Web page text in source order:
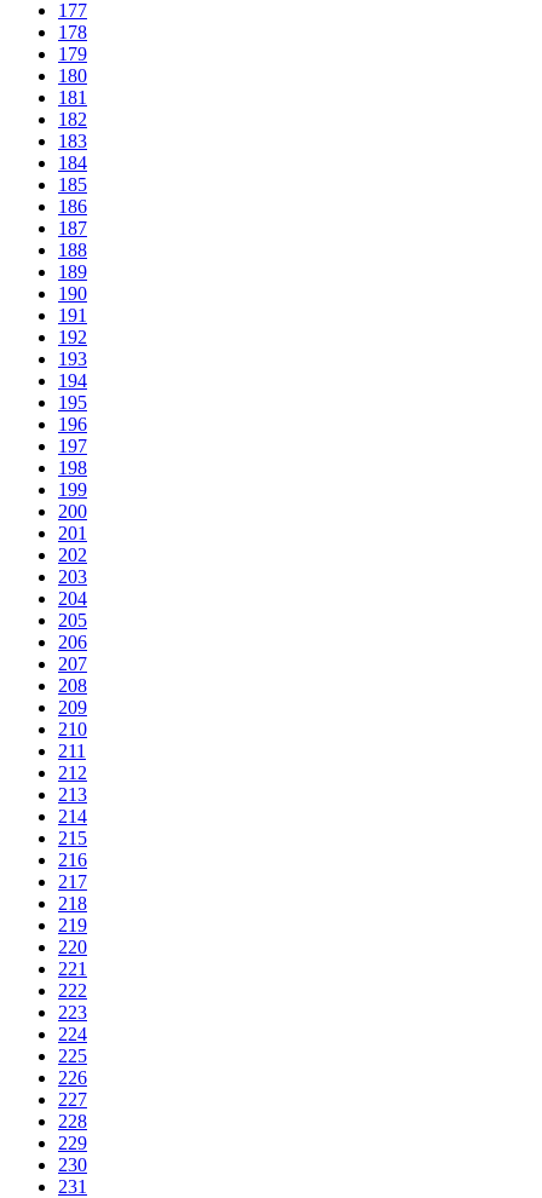
177
178
179
180
181
182
183
184
185
186
187
188
189
190
191
192
193
194
195
196
197
198
199
200
201
202
203
204
205
206
207
208
209
210
211
212
213
214
215
216
217
218
219
220
221
222
223
224
225
226
227
228
229
230
231